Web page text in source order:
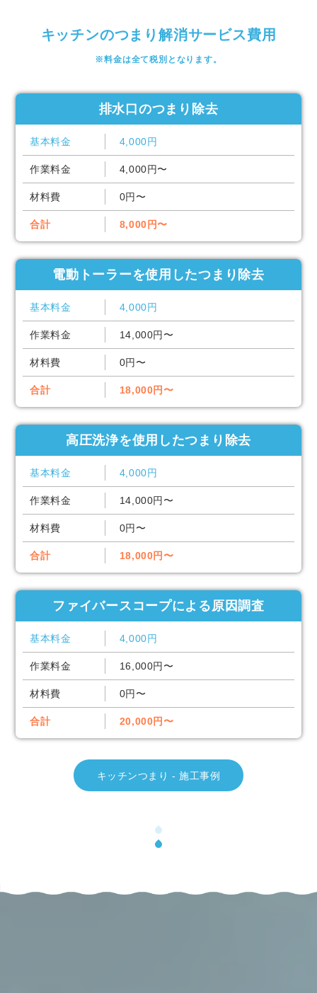
キッチンのつまり解消サービス費用
※料金は全て税別となります。
排水口のつまり除去
基本料金 4,000円
作業料金 4,000円〜
材料費 0円〜
合計 8,000円〜
電動トーラーを使用したつまり除去
基本料金 4,000円
作業料金 14,000円〜
材料費 0円〜
合計 18,000円〜
高圧洗浄を使用したつまり除去
基本料金 4,000円
作業料金 14,000円〜
材料費 0円〜
合計 18,000円〜
ファイバースコープによる原因調査
基本料金 4,000円
作業料金 16,000円〜
材料費 0円〜
合計 20,000円〜
キッチンつまり - 施工事例